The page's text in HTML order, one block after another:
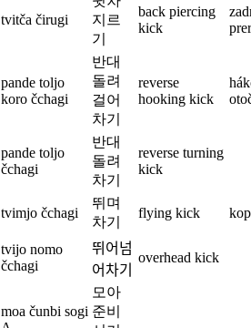
tvitča čirugi
지르
기
back piercing
kick
pande toljo
koro čchagi
반대
돌려
걸어
차기
reverse
hooking kick
pande toljo
čchagi
반대
돌려
차기
reverse turning
kick
tvimjo čchagi
뛰며
차기
flying kick
tvijo nomo
čchagi
뛰어넘
어차기
overhead kick
moa čunbi sogi
모아
준비